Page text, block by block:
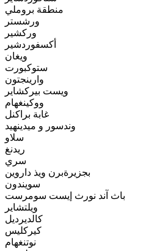
منطقة بروملي
ورشستر
وركشير
أكسفوردشير
ويغان
ستوكبورت
وارينجتون
ويست بيركشاير
ووكينغهام
غابة براكنل
وندسور و ميدينهيد
سلاو
ريدنغ
سري
بجزيرةبرن ويذ داروين
سويندون
باث آند نورث إيست سومرست
ويلتشاير
كالديرديل
كيركليس
نوتنغهام